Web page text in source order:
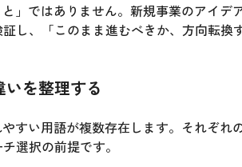
」ではありません。新規事業のアイデ
し、「このまま進むべきか、方向転換
いを整理する
すい用語が複数存在します。それぞれ
選択の前提です。